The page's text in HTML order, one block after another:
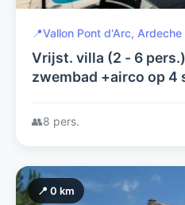
📍Vallon Pont d'Arc, Ardeche
Vrijst. villa (2 - 6
zwembad +airco op 4
d'Arc (+
👥8 pers.
📍 0 km